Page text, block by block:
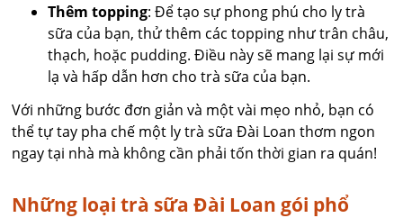
Thêm topping: Để tạo sự phong phú cho ly trà
sữa của bạn, thử thêm các topping như trân châu,
thạch, hoặc pudding. Điều này sẽ mang lại sự mới
lạ và hấp dẫn hơn cho trà sữa của bạn.
Với những bước đơn giản và một vài mẹo nhỏ, bạn có
thể tự tay pha chế một ly trà sữa Đài Loan thơm ngon
ngay tại nhà mà không cần phải tốn thời gian ra quán!
Những loại trà sữa Đài Loan gói phổ